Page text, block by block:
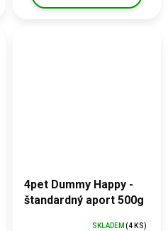
4pet Dummy Happy -
štandardný aport 500g
SKLADEM (4 KS)